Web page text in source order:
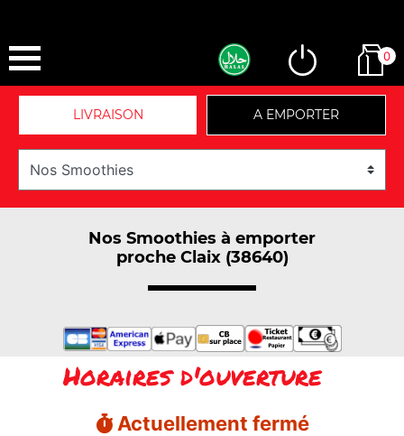
0
LIVRAISON A EMPORTER
Nos Smoothies à emporter
proche Claix (38640)
Horaires d'ouverture
Actuellement fermé